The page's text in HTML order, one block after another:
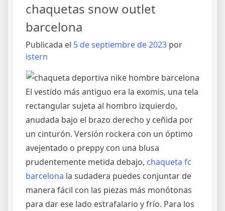
chaquetas snow outlet
barcelona
Publicada el 5 de septiembre de 2023 por
istern
El vestido más antiguo era la exomis, una tela
rectangular sujeta al hombro izquierdo,
anudada bajo el brazo derecho y ceñida por
un cinturón. Versión rockera con un óptimo
avejentado o preppy con una blusa
prudentemente metida debajo, chaqueta fc
barcelona la sudadera puedes conjuntar de
manera fácil con las piezas más monótonas
para dar ese lado estrafalario y frío. Para los